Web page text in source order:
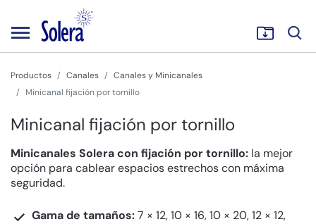
Productos Canales
Canales y Minicanales
Minicanal fijación por tornillo
Minicanal fijación por tornillo
Minicanales Solera con fijación por tornillo: la mejor
opción para cablear espacios estrechos con máxima
seguridad.
Gama de tamaños:7 × 12, 10 × 16, 10 × 20, 12 × 12,